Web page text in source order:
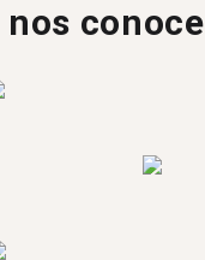
nos